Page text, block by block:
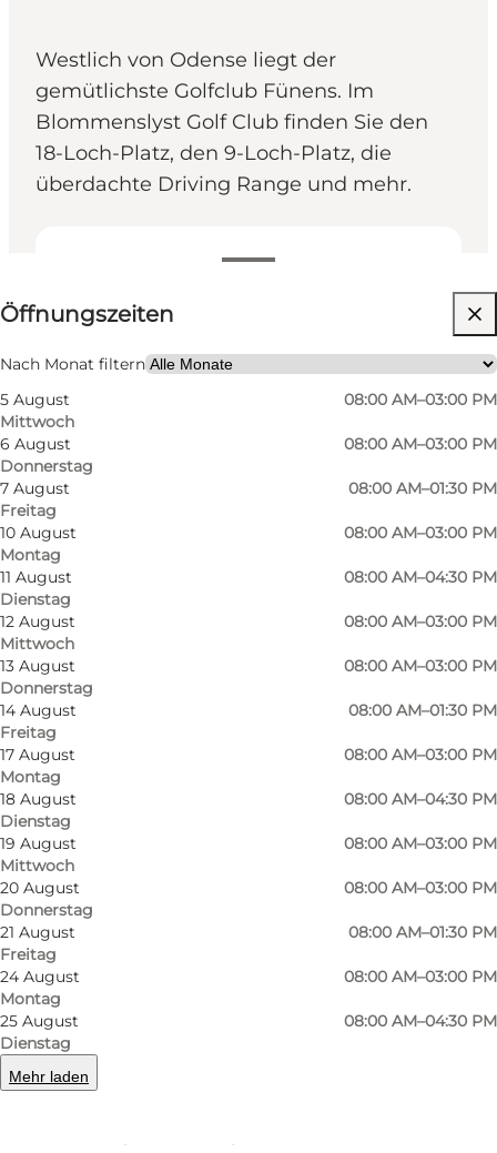
Westlich von Odense liegt der
gemütlichste Golfclub Fünens. Im
Blommenslyst Golf Club finden Sie den
18-Loch-Platz, den 9-Loch-Platz, die
überdachte Driving Range und mehr.
Öffnungszeiten anzeigen
Öffnungszeiten
Nach Monat filtern
5 August
Mittwoch
08:00 AM–03:00 PM
6 August
Donnerstag
08:00 AM–03:00 PM
7 August
Freitag
08:00 AM–01:30 PM
10 August
Montag
08:00 AM–03:00 PM
11 August
Dienstag
08:00 AM–04:30 PM
12 August
Mittwoch
08:00 AM–03:00 PM
13 August
Donnerstag
08:00 AM–03:00 PM
14 August
Freitag
08:00 AM–01:30 PM
17 August
Montag
08:00 AM–03:00 PM
18 August
Dienstag
08:00 AM–04:30 PM
19 August
Mittwoch
08:00 AM–03:00 PM
20 August
Donnerstag
08:00 AM–03:00 PM
21 August
Freitag
08:00 AM–01:30 PM
24 August
Montag
08:00 AM–03:00 PM
25 August
Dienstag
08:00 AM–04:30 PM
Mehr laden
Website besuchen
Mir selbst, Mein Partner, Freunde, Kinder
Foto:
Der gemütlichste Golfclub auf Fünen
Sind Sie ein Golfliebhaber oder möchten Sie